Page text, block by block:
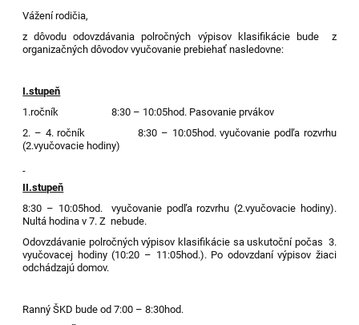
Vážení rodičia,
z dôvodu odovzdávania polročných výpisov klasifikácie bude z
organizačných dôvodov vyučovanie prebiehať nasledovne:
I.stupeň
1.ročník 8:30 – 10:05hod. Pasovanie prvákov
2. – 4. ročník 8:30 – 10:05hod. vyučovanie podľa rozvrhu
(2.vyučovacie hodiny)
II.stupeň
8:30 – 10:05hod. vyučovanie podľa rozvrhu (2.vyučovacie hodiny).
Nultá hodina v 7. Z nebude.
Odovzdávanie polročných výpisov klasifikácie sa uskutoční počas 3.
vyučovacej hodiny (10:20 – 11:05hod.). Po odovzdaní výpisov žiaci
odchádzajú domov.
Ranný ŠKD bude od 7:00 – 8:30hod.